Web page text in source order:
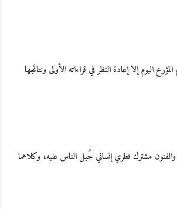
اليوم إلا إعادة النظر في قراءاته الأولى ونتائجها
والفنون مشترك فطري إنساني جُبل الناس عليه، وكلاهما